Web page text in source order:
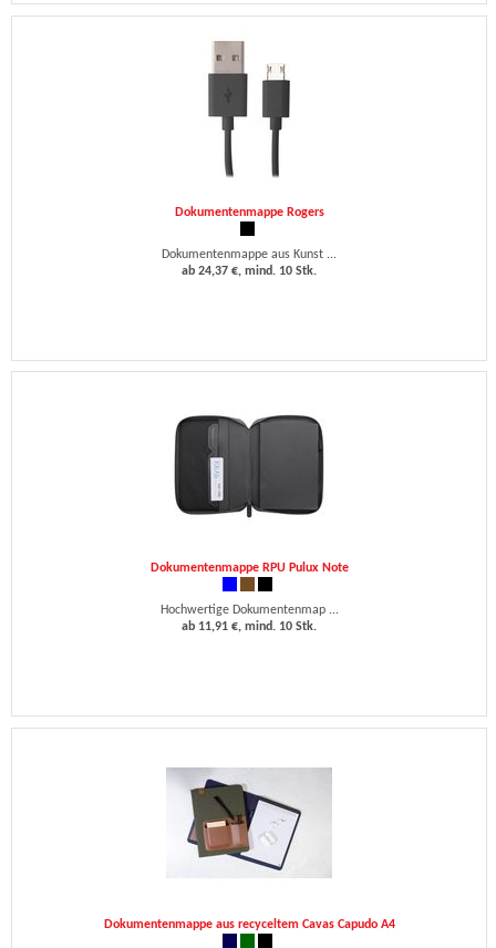
Dokumentenmappe Rogers
Dokumentenmappe aus Kunst ...
ab 24,37 €, mind. 10 Stk.
Dokumentenmappe RPU Pulux Note
Hochwertige Dokumentenmap ...
ab 11,91 €, mind. 10 Stk.
Dokumentenmappe aus recyceltem Cavas Capudo A4